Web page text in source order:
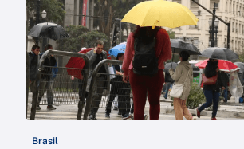
Brasil